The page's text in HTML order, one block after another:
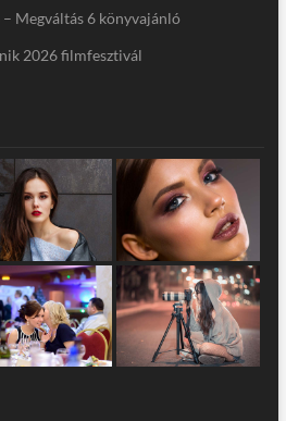
Megváltás 6 könyvajánló
2026 filmfesztivál